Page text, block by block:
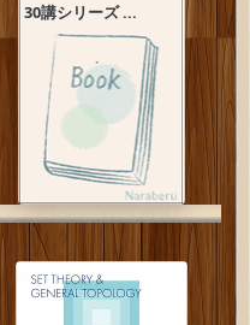
30講シリーズ ...